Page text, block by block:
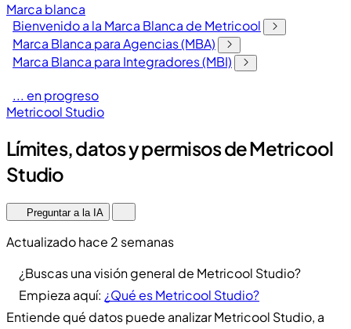
Marca blanca
Bienvenido a la Marca Blanca de Metricool
Marca Blanca para Agencias (MBA)
Marca Blanca para Integradores (MBI)
... en progreso
Metricool Studio
Límites, datos y permisos de Metricool
Studio
Preguntar a la IA
Actualizado hace 2 semanas
¿Buscas una visión general de Metricool Studio?
Empieza aquí: ¿Qué es Metricool Studio?
Entiende qué datos puede analizar Metricool Studio, a